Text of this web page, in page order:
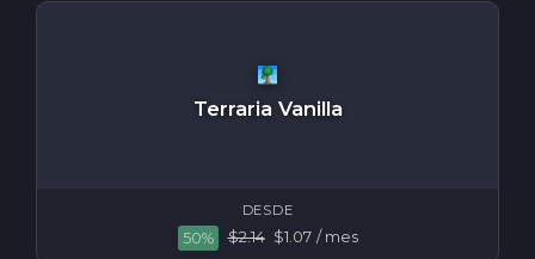
Terraria Vanilla
DESDE
50% $2.14 $1.07 / mes